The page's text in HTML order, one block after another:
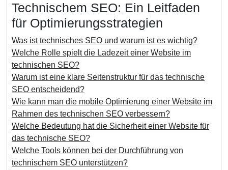
Technischem SEO: Ein Leitfaden
für Optimierungsstrategien
Was ist technisches SEO und warum ist es wichtig?
Welche Rolle spielt die Ladezeit einer Website im
technischen SEO?
Warum ist eine klare Seitenstruktur für das technische
SEO entscheidend?
Wie kann man die mobile Optimierung einer Website im
Rahmen des technischen SEO verbessern?
Welche Bedeutung hat die Sicherheit einer Website für
das technische SEO?
Welche Tools können bei der Durchführung von
technischem SEO unterstützen?